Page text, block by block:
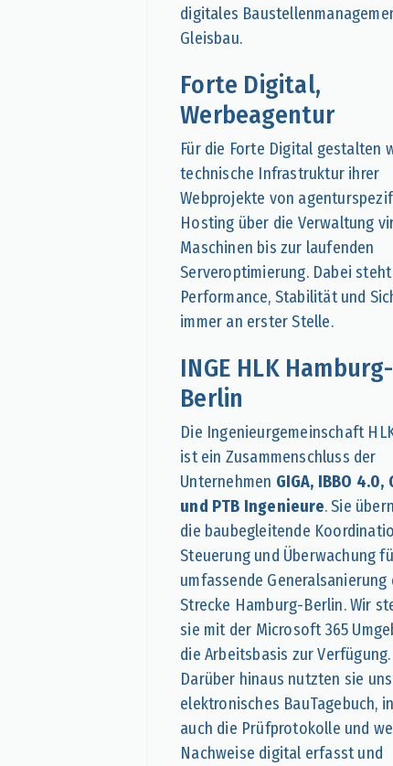
digitales
Gleisbau.
Forte Digital,
Werbeagentur
Für die Forte Digital gestalten
technische Infrastruktur ihrer
Webprojekte von
Hosting über die Verwaltung
Maschinen bis zur laufenden
Serveroptimierung. Dabei steht
Performance, Stabilität und
immer an erster Stelle.
INGE HLK Hamburg-
Berlin
Die Ingenieurgemeinschaft
ist ein Zusammenschluss der
Unternehmen GIGA, IBBO 4.0,
und PTB Ingenieure. Sie
die baubegleitende
Steuerung und Überwachung
umfassende Generalsanierung
Strecke Hamburg-Berlin. Wir
sie mit der Microsoft 365
die Arbeitsbasis zur Verfügung.
Darüber hinaus nutzten sie
elektronisches BauTagebuch,
auch die Prüfprotokolle und
Nachweise digital erfasst und